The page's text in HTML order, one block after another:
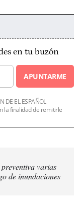
en tu buzón
APUNTARME
DE EL ESPAÑOL
la finalidad de remitirle
varias
de inundaciones